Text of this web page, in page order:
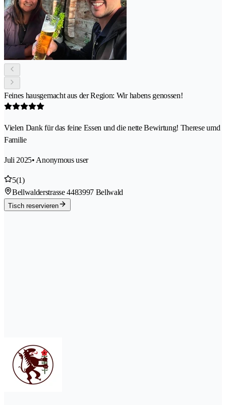
Feines hausgemacht aus der Region: Wir habens genossen!
Vielen Dank für das feine Essen und die nette Bewirtung! Therese umd
Familie
Juli 2025• Anonymous user
5(1)
Bellwalderstrasse 4483997 Bellwald
Tisch reservieren